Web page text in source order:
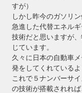
すが）
しかし昨今のガソリ
急進した代替エネル
技術だと思いますが
じています。
久々に日本の自動車
発をしてくれている
これで５ナンバーサ
の技術が搭載されれ